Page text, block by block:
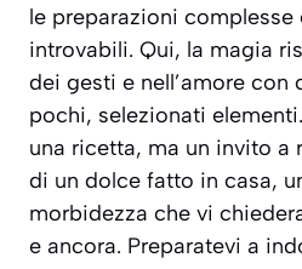
le preparazioni
introvabili. Qui, la magia
dei gesti e nell’amore con
pochi, selezionati
una ricetta, ma un invito a
di un dolce fatto in casa,
morbidezza che vi
e ancora. Preparatevi a